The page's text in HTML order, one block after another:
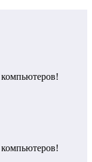
компьютеров!
компьютеров!